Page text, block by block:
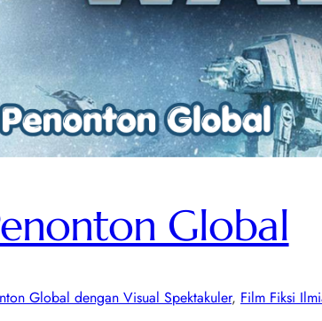
Global
Global dengan Visual Spektakuler, Film Fiksi